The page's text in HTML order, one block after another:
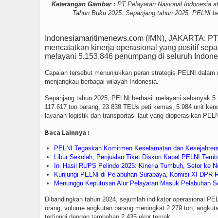
Keterangan Gambar : PT Pelayaran Nasional Indonesia
Tahun Buku 2025. Sepanjang tahun 2025, PELNI
Indonesiamaritimenews.com (IMN), JAKARTA:
mencatatkan kinerja operasional yang positif
melayani 5.153.846 penumpang di seluruh
Capaian tersebut menunjukkan peran strategis PELNI
menjangkau berbagai wilayah Indonesia.
Sepanjang tahun 2025, PELNI berhasil melayani sebanyak
117.617 ton barang, 23.838 TEUs peti kemas, 5.984 unit
layanan logistik dan transportasi laut yang dioperasikan
Baca Lainnya :
PELNI Tegaskan Komitmen Keselamatan dan
Libur Sekolah, Penjualan Tiket Diskon Kapal PELNI
Ini Hasil RUPS Pelindo 2025: Kinerja Tumbuh, Setor ke
Kunjungi PELNI di Pelabuhan Surabaya, Komisi XI DPR
Menunggu Keputusan Alur Pelayaran Masuk Pelabuhan
Dibandingkan tahun 2024, sejumlah indikator operasional
orang, volume angkutan barang meningkat 2.279 ton,